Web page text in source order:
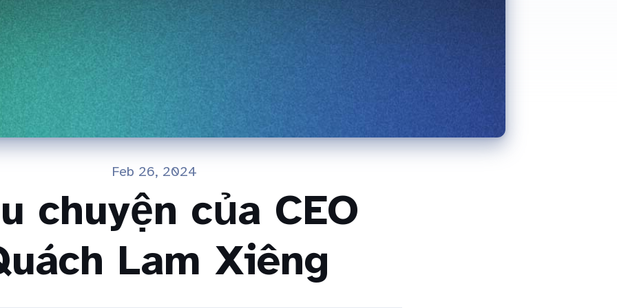
Feb 26, 2024
chuyện của CEO
Lam Xiêng